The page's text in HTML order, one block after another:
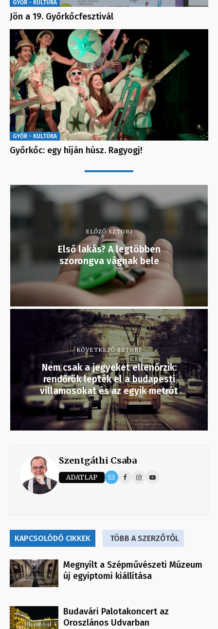
GYŐR - KULTÚRA
Jön a 19. Győrkőcfesztivál
GYŐR - KULTÚRA
Győrkőc: egy híján húsz. Ragyogj!
ELŐZŐ SZTORI
Első lakás? A legtöbben
szorongva vágnak bele
KÖVETKEZŐ SZTORI
Nem csak a jegyeket ellenőrzik:
rendőrök lepték el a budapesti
villamosokat és az egyik metrót
Szentgáthi Csaba
ADATLAP
KAPCSOLÓDÓ CIKKEK TÖBB A SZERZŐTŐL
Megnyílt a Szépművészeti Múzeum
új egyiptomi kiállítása
Budavári Palotakoncert az
Oroszlános Udvarban